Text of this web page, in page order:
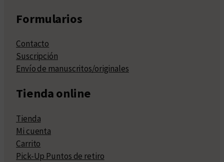
Formularios
Contacto
Suscripción
Envío de manuscritos/originales
Tienda online
Tienda
Mi cuenta
Carrito
Pick-Up Puntos de retiro